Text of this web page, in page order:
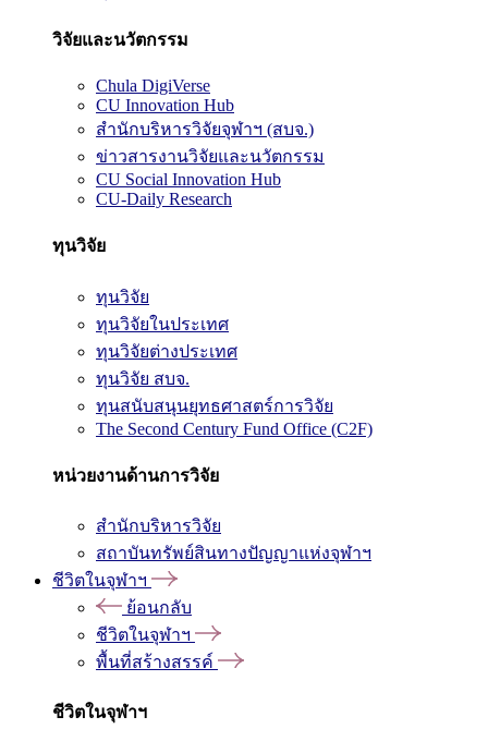
วิจัยและนวัตกรรม
Chula DigiVerse
CU Innovation Hub
สำนักบริหารวิจัยจุฬาฯ (สบจ.)
ข่าวสารงานวิจัยและนวัตกรรม
CU Social Innovation Hub
CU-Daily Research
ทุนวิจัย
ทุนวิจัย
ทุนวิจัยในประเทศ
ทุนวิจัยต่างประเทศ
ทุนวิจัย สบจ.
ทุนสนับสนุนยุทธศาสตร์การวิจัย
The Second Century Fund Office (C2F)
หน่วยงานด้านการวิจัย
สำนักบริหารวิจัย
สถาบันทรัพย์สินทางปัญญาแห่งจุฬาฯ
ชีวิตในจุฬาฯ
ย้อนกลับ
ชีวิตในจุฬาฯ
พื้นที่สร้างสรรค์
ชีวิตในจุฬาฯ